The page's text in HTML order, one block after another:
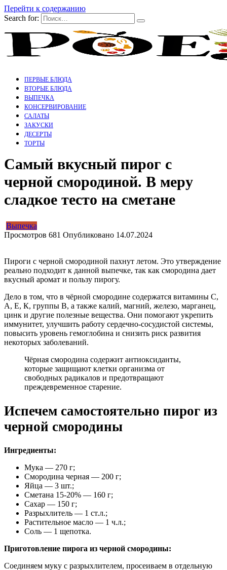
Перейти к содержанию
Search for:
ПЕРВЫЕ БЛЮДА
ВТОРЫЕ БЛЮДА
ВЫПЕЧКА
КОНСЕРВИРОВАНИЕ
САЛАТЫ
ЗАКУСКИ
ДЕСЕРТЫ
ТОРТЫ
Самый вкусный пирог с
черной смородиной. В меру
сладкое тесто на сметане
Выпечка
Просмотров 681 Опубликовано 14.07.2024
Пироги с черной смородиной пахнут летом. Это утверждение
реально подходит к данной выпечке, так как смородина дает
вкусный аромат и пользу пирогу.
Дело в том, что в чёрной смородине содержатся витамины С,
А, Е, К, группы В, а также калий, магний, железо, марганец,
цинк и другие полезные вещества. Они помогают укрепить
иммунитет, улучшить работу сердечно-сосудистой системы,
повысить уровень гемоглобина и снизить риск развития
некоторых заболеваний.
Чёрная смородина содержит антиоксиданты,
которые защищают клетки организма от
свободных радикалов и предотвращают
преждевременное старение.
Испечем самостоятельно пирог из
черной смородины
Ингредиенты:
Мука — 270 г;
Смородина черная — 200 г;
Яйца — 3 шт.;
Сметана 15-20% — 160 г;
Сахар — 150 г;
Разрыхлитель — 1 ст.л.;
Растительное масло — 1 ч.л.;
Соль — 1 щепотка.
Приготовление пирога из черной смородины:
Соединяем муку с разрыхлителем, просеиваем в отдельную